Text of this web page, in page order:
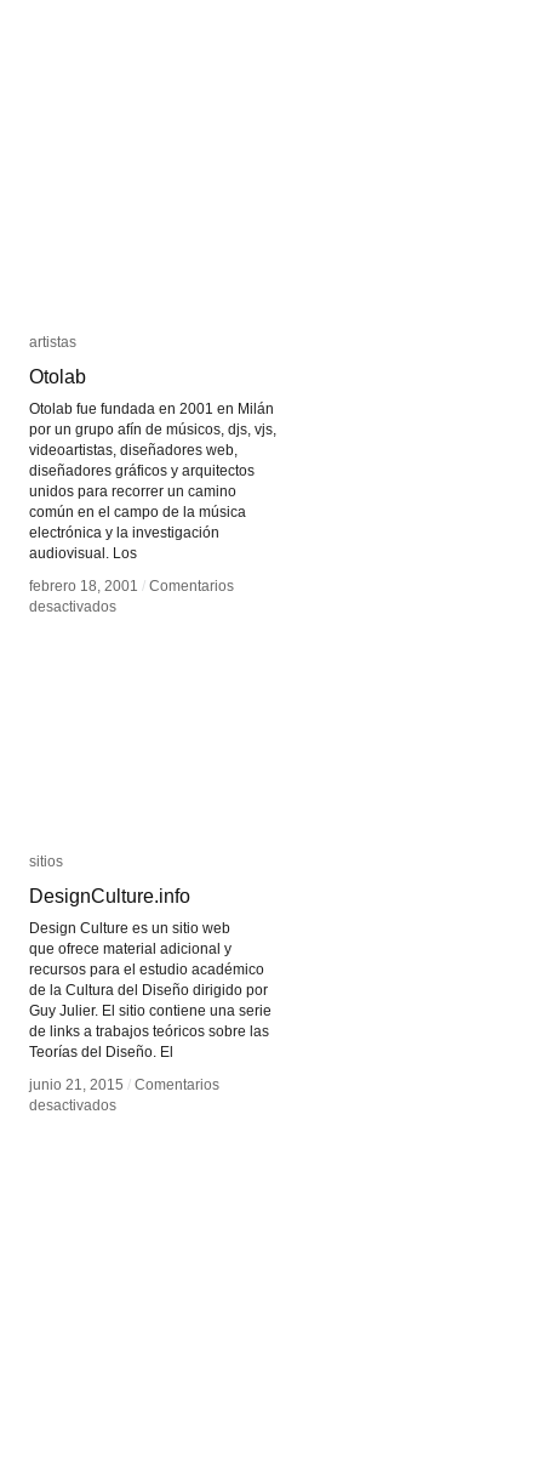
artistas
Otolab
Otolab fue fundada en 2001 en Milán
por un grupo afín de músicos, djs, vjs,
videoartistas, diseñadores web,
diseñadores gráficos y arquitectos
unidos para recorrer un camino
común en el campo de la música
electrónica y la investigación
audiovisual. Los
febrero 18, 2001 / Comentarios
desactivadosen
artistas
Otolab
febrero 18, 2001 / Comentarios
desactivadosen
sitios
DesignCulture.info
Design Culture es un sitio web
que ofrece material adicional y
recursos para el estudio académico
de la Cultura del Diseño dirigido por
Guy Julier. El sitio contiene una serie
de links a trabajos teóricos sobre las
Teorías del Diseño. El
junio 21, 2015 / Comentarios
desactivadosen
sitios
DesignCulture.info
junio 21, 2015 / Comentarios
desactivadosen